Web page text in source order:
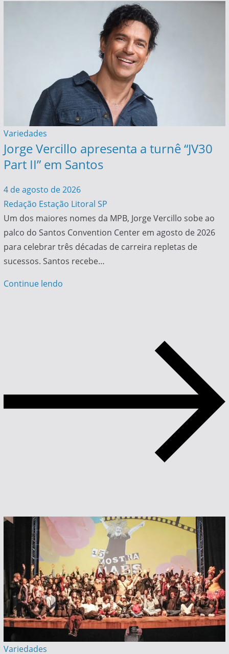
Variedades
Jorge Vercillo apresenta a turnê “JV30
Part II” em Santos
4 de agosto de 2026
Redação Estação Litoral SP
Um dos maiores nomes da MPB, Jorge Vercillo sobe ao
palco do Santos Convention Center em agosto de 2026
para celebrar três décadas de carreira repletas de
sucessos. Santos recebe…
Continue lendo
Variedades